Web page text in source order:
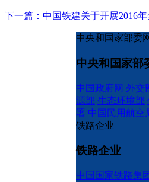
下一篇：中国铁建关于开展2016
中央和国家部委
中央和国家部
中国政府网 外交
源部 生态环境部
署 中国民用航空
铁路企业
铁路企业
中国国家铁路集